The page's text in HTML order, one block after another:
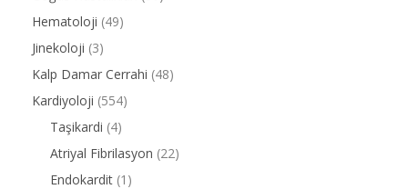
Hematoloji (49)
Jinekoloji (3)
Kalp Damar Cerrahi (48)
Kardiyoloji (554)
Taşikardi (4)
Atriyal Fibrilasyon (22)
Endokardit (1)